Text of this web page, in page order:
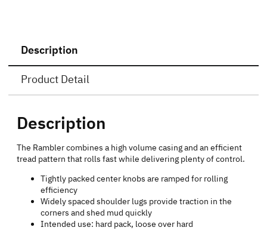
Description
Product Detail
Description
The Rambler combines a high volume casing and an efficient
tread pattern that rolls fast while delivering plenty of control.
Tightly packed center knobs are ramped for rolling
efficiency
Widely spaced shoulder lugs provide traction in the
corners and shed mud quickly
Intended use: hard pack, loose over hard